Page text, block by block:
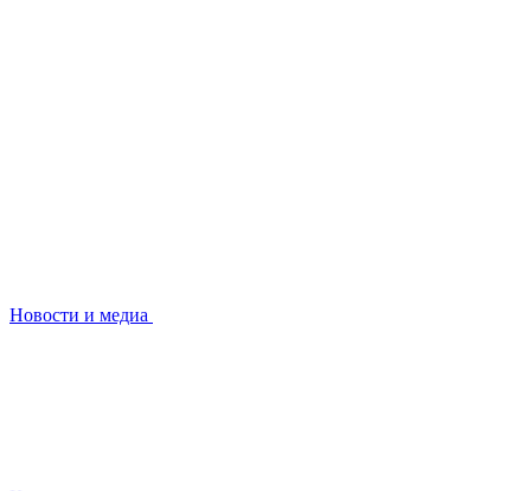
Новости и медиа